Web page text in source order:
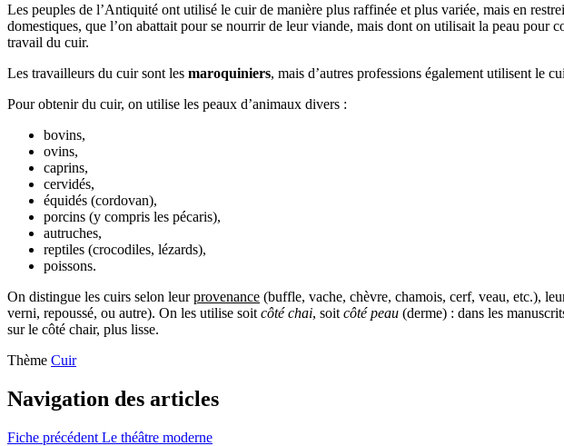
Les peuples de l’Antiquité ont utilisé le cuir de manière plus raffinée et plus variée, mais en
domestiques, que l’on abattait pour se nourrir de leur viande, mais dont on utilisait la peau pour
travail du cuir.
Les travailleurs du cuir sont les maroquiniers, mais d’autres professions également utilisent le
Pour obtenir du cuir, on utilise les peaux d’animaux divers :
bovins,
ovins,
caprins,
cervidés,
équidés (cordovan),
porcins (y compris les pécaris),
autruches,
reptiles (crocodiles, lézards),
poissons.
On distingue les cuirs selon leurprovenance (buffle, vache, chèvre, chamois, cerf, veau, etc.),
verni, repoussé, ou autre). On les utilise soit côté chai, soit côté peau (derme) : dans les
sur le côté chair, plus lisse.
Thème Cuir
Navigation des articles
Fiche précédent Le théâtre moderne